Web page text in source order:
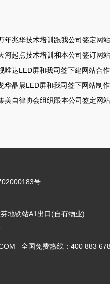
年兆华技术培训跟我公司签定网
河起点技术培训和本公司签订网
唯达LED屏和我司签下建网站合
华晶晨LED屏和我司签下网站制
美自律协会组织跟本公司签定网站
号
地铁站A1出口(自有物业)
全国免费热线：400 883